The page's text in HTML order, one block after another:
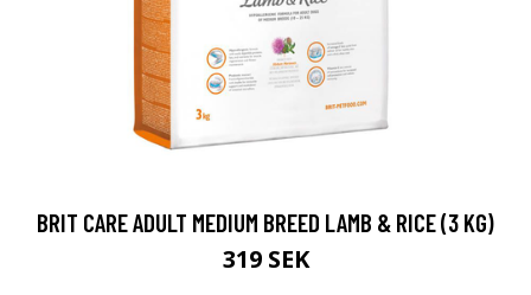
BRIT CARE ADULT MEDIUM BREED LAMB & RICE (3 KG)
319 SEK